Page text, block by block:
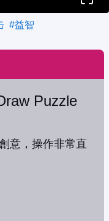
#益智
Puzzle
意，操作非常直